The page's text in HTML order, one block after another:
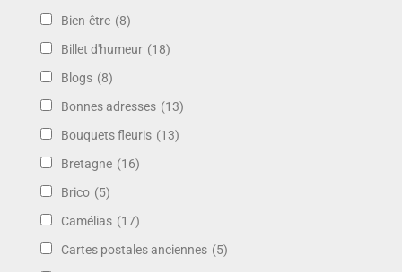
Bien-être (8)
Billet d'humeur (18)
Blogs (8)
Bonnes adresses (13)
Bouquets fleuris (13)
Bretagne (16)
Brico (5)
Camélias (17)
Cartes postales anciennes (5)